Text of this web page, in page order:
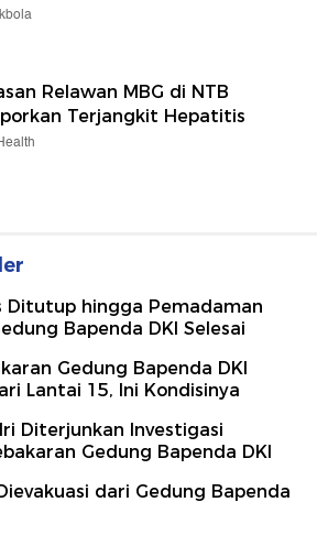
Relawan MBG di NTB
Terjangkit Hepatitis
Ditutup hingga Pemadaman
Bapenda DKI Selesai
Gedung Bapenda DKI
Lantai 15, Ini Kondisinya
Diterjunkan Investigasi
Gedung Bapenda DKI
dari Gedung Bapenda